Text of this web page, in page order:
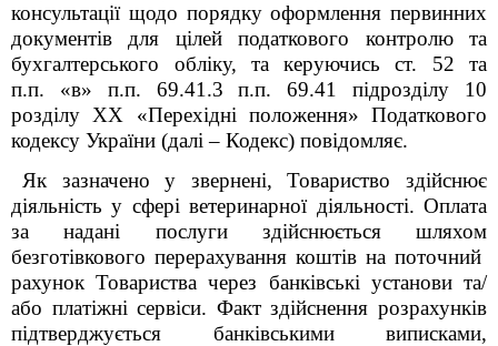
консультації щодо порядку оформлення первинних
документів для цілей податкового контролю та
бухгалтерського обліку, та
керуючись ст. 52 та
п.п. «в» п.п. 69.41.3 п.п. 69.41 підрозділу 10
розділу ХХ «Перехідні положення» Податкового
кодексу України (далі – Кодекс) повідомляє.
Як зазначено у звернені, Товариство здійснює
діяльність у сфері ветеринарної діяльності. Оплата
за надані послуги здійснюється шляхом
безготівкового перерахування коштів на поточний
рахунок Товариства через банківські установи та/
або платіжні сервіси. Факт здійснення розрахунків
підтверджується банківськими виписками,